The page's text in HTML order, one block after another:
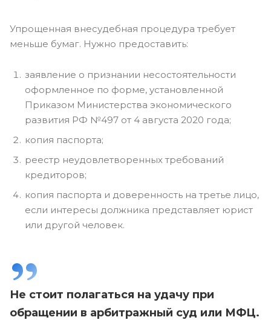
Упрощенная внесудебная процедура требует
меньше бумаг. Нужно предоставить:
заявление о признании несостоятельности
оформленное по форме, установленной
Приказом Министерства экономического
развития РФ №497 от 4 августа 2020 года;
копия паспорта;
реестр неудовлетворенных требований
кредиторов;
копия паспорта и доверенность на третье лицо,
если интересы должника представляет юрист
или другой человек.
Не стоит полагаться на удачу при
обращении в арбитражный суд или МФЦ.